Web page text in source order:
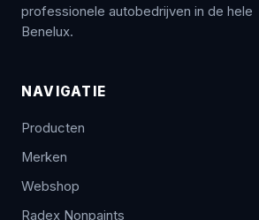
professionele autobedrijven in de hele
Benelux.
NAVIGATIE
Producten
Merken
Webshop
Radex Nonpaints